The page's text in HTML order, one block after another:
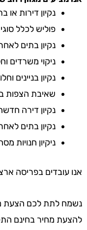
נקיון דירות או
פוליש לכלל
נקיון בתים
ניקוי משרדים
נקיון בניינים
שאיבת הצפות
נקיון דירה
נקיון בתים
ניקיון חנויות
אנו עובדים בפריסה
נשמח לתת לכם הצעת
להצעת מחיר בחינם